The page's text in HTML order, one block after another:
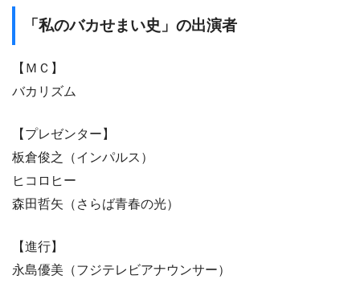
「私のバカせまい史」の出演者
【ＭＣ】
バカリズム
【プレゼンター】
板倉俊之（インパルス）
ヒコロヒー
森田哲矢（さらば青春の光）
【進行】
永島優美（フジテレビアナウンサー）